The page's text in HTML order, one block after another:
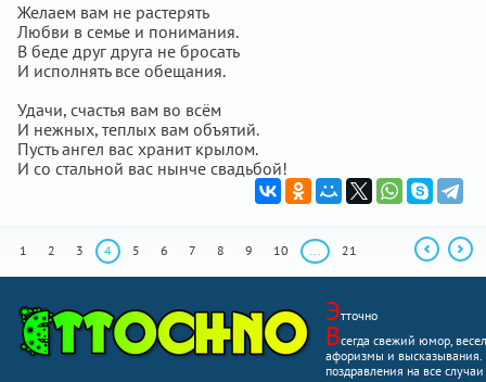
Желаем вам не растерять
Любви в семье и понимания.
В беде друг друга не бросать
И исполнять все обещания.
Удачи, счастья вам во всём
И нежных, теплых вам объятий.
Пусть ангел вас хранит крылом.
И со стальной вас нынче свадьбой!
1 2 3 4 5 6 7 8 9 10 ... 21
Этточно
Всегда свежий юмор,
афоризмы и высказывания.
поздравления на все